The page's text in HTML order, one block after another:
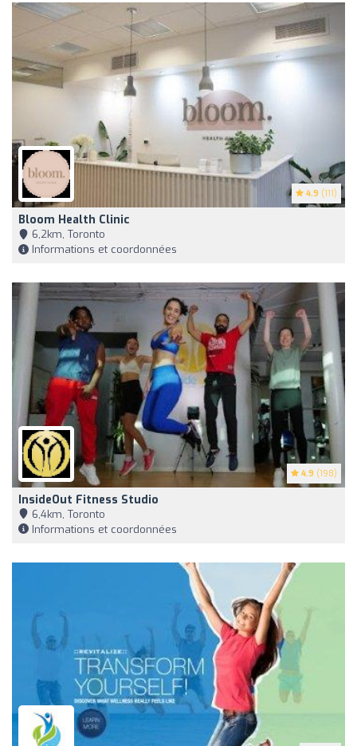
4.9 (111)
Bloom Health Clinic
6,2km, Toronto
Informations et coordonnées
4.9 (198)
InsideOut Fitness Studio
6,4km, Toronto
Informations et coordonnées